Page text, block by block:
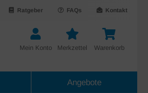
Kontakt
FAQs
Ratgeber
Warenkorb
Merkzettel
Mein Konto
Angebote